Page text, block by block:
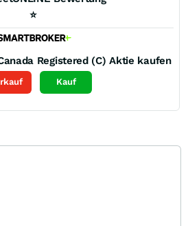
⭐
Registered (C) Aktie kaufen
Kauf